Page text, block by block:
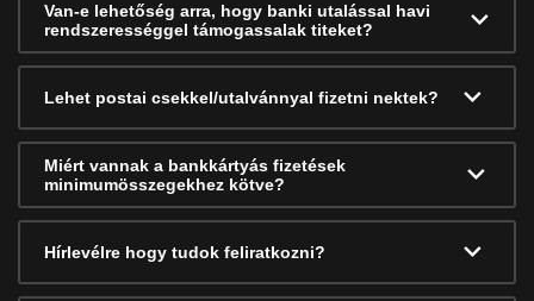
Van-e lehetőség arra, hogy banki utalással havi
rendszerességgel támogassalak titeket?
Lehet postai csekkel/utalvánnyal fizetni nektek?
Miért vannak a bankkártyás fizetések
minimumösszegekhez kötve?
Hírlevélre hogy tudok feliratkozni?